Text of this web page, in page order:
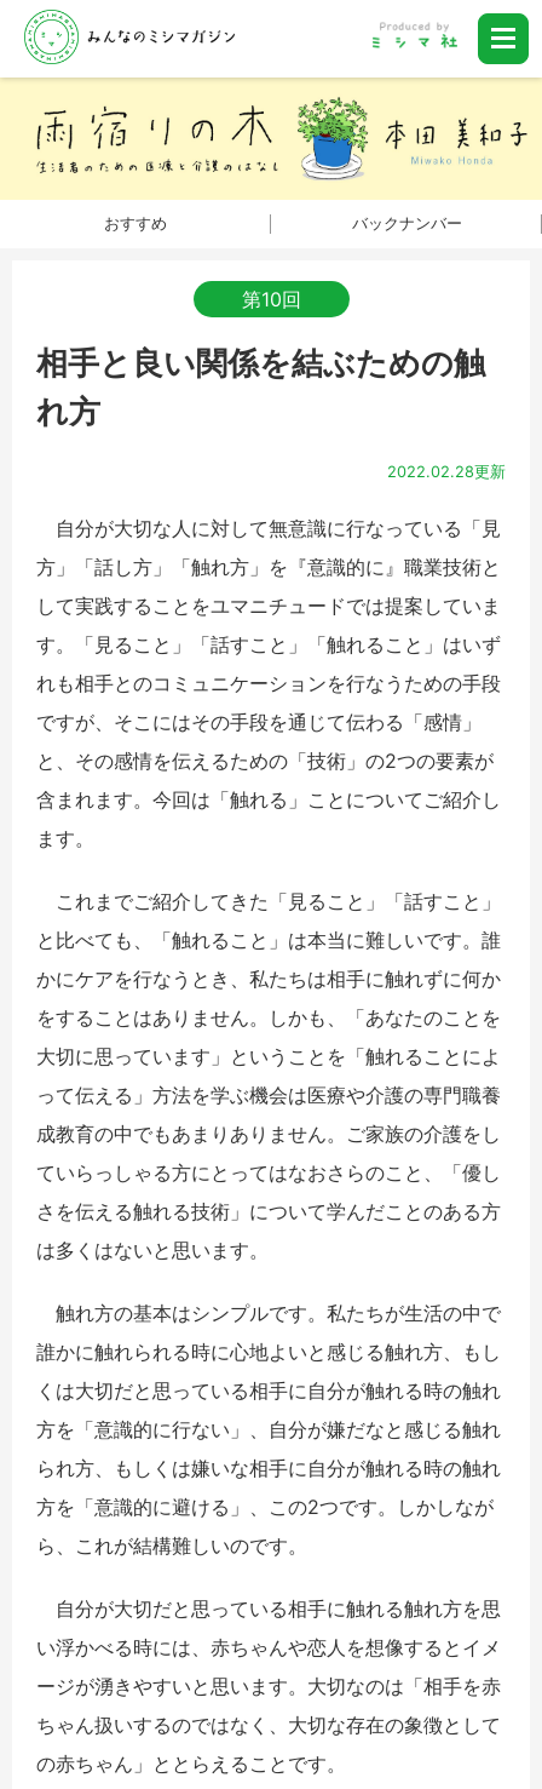
おすすめ バックナンバー
第10回
相手と良い関係を結ぶための触
れ方
2022.02.28更新
自分が大切な人に対して無意識に行なっている「見
方」「話し方」「触れ方」を『意識的に』職業技術と
して実践することをユマニチュードでは提案していま
す。「見ること」「話すこと」「触れること」はいず
れも相手とのコミュニケーションを行なうための手段
ですが、そこにはその手段を通じて伝わる「感情」
と、その感情を伝えるための「技術」の2つの要素が
含まれます。今回は「触れる」ことについてご紹介し
ます。
これまでご紹介してきた「見ること」「話すこと」
と比べても、「触れること」は本当に難しいです。誰
かにケアを行なうとき、私たちは相手に触れずに何か
をすることはありません。しかも、「あなたのことを
大切に思っています」ということを「触れることによ
って伝える」方法を学ぶ機会は医療や介護の専門職養
成教育の中でもあまりありません。ご家族の介護をし
ていらっしゃる方にとってはなおさらのこと、「優し
さを伝える触れる技術」について学んだことのある方
は多くはないと思います。
触れ方の基本はシンプルです。私たちが生活の中で
誰かに触れられる時に心地よいと感じる触れ方、もし
くは大切だと思っている相手に自分が触れる時の触れ
方を「意識的に行ない」、自分が嫌だなと感じる触れ
られ方、もしくは嫌いな相手に自分が触れる時の触れ
方を「意識的に避ける」、この2つです。しかしなが
ら、これが結構難しいのです。
自分が大切だと思っている相手に触れる触れ方を思
い浮かべる時には、赤ちゃんや恋人を想像するとイメ
ージが湧きやすいと思います。大切なのは「相手を赤
ちゃん扱いするのではなく、大切な存在の象徴として
の赤ちゃん」ととらえることです。